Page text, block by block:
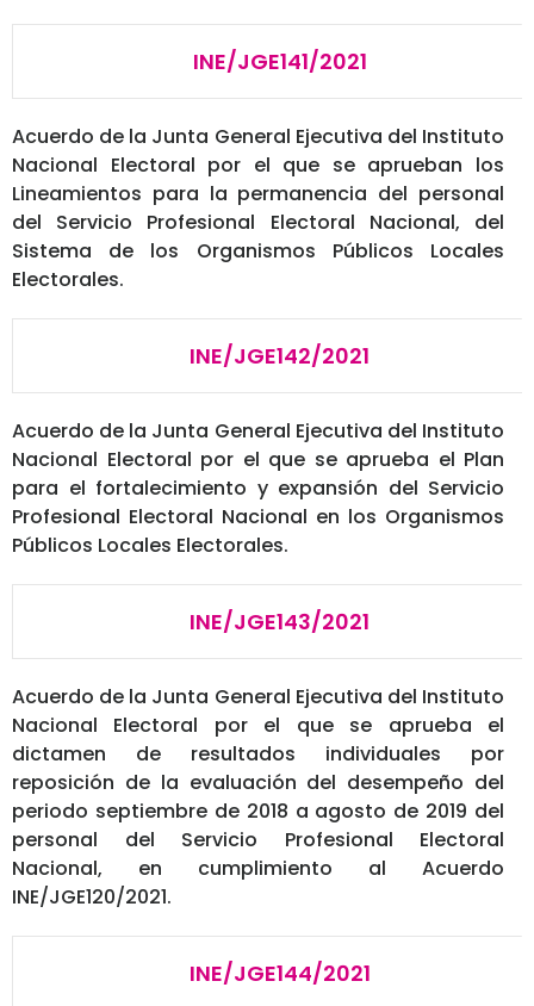
INE/JGE141/2021
Acuerdo de la Junta General Ejecutiva del Instituto
Nacional Electoral por el que se aprueban los
Lineamientos para la permanencia del personal
del Servicio Profesional Electoral Nacional, del
Sistema de los Organismos Públicos Locales
Electorales.
INE/JGE142/2021
Acuerdo de la Junta General Ejecutiva del Instituto
Nacional Electoral por el que se aprueba el Plan
para el fortalecimiento y expansión del Servicio
Profesional Electoral Nacional en los Organismos
Públicos Locales Electorales.
INE/JGE143/2021
Acuerdo de la Junta General Ejecutiva del Instituto
Nacional Electoral por el que se aprueba el
dictamen de resultados individuales por
reposición de la evaluación del desempeño del
periodo septiembre de 2018 a agosto de 2019 del
personal del Servicio Profesional Electoral
Nacional, en cumplimiento al Acuerdo
INE/JGE120/2021.
INE/JGE144/2021